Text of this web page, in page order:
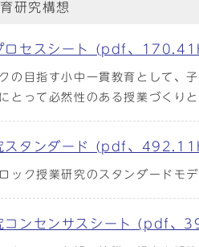
研究構想
ロセスシート (pdf、
の目指す小中一貫教育として、
とって必然性のある授業づくり
スタンダード (pdf、
ック授業研究のスタンダードモ
コンセンサスシート (pdf、